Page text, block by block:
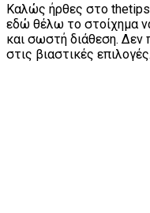
Καλώς ήρθες στο
εδώ θέλω το στοίχημα
και σωστή διάθεση. Δεν
στις βιαστικές